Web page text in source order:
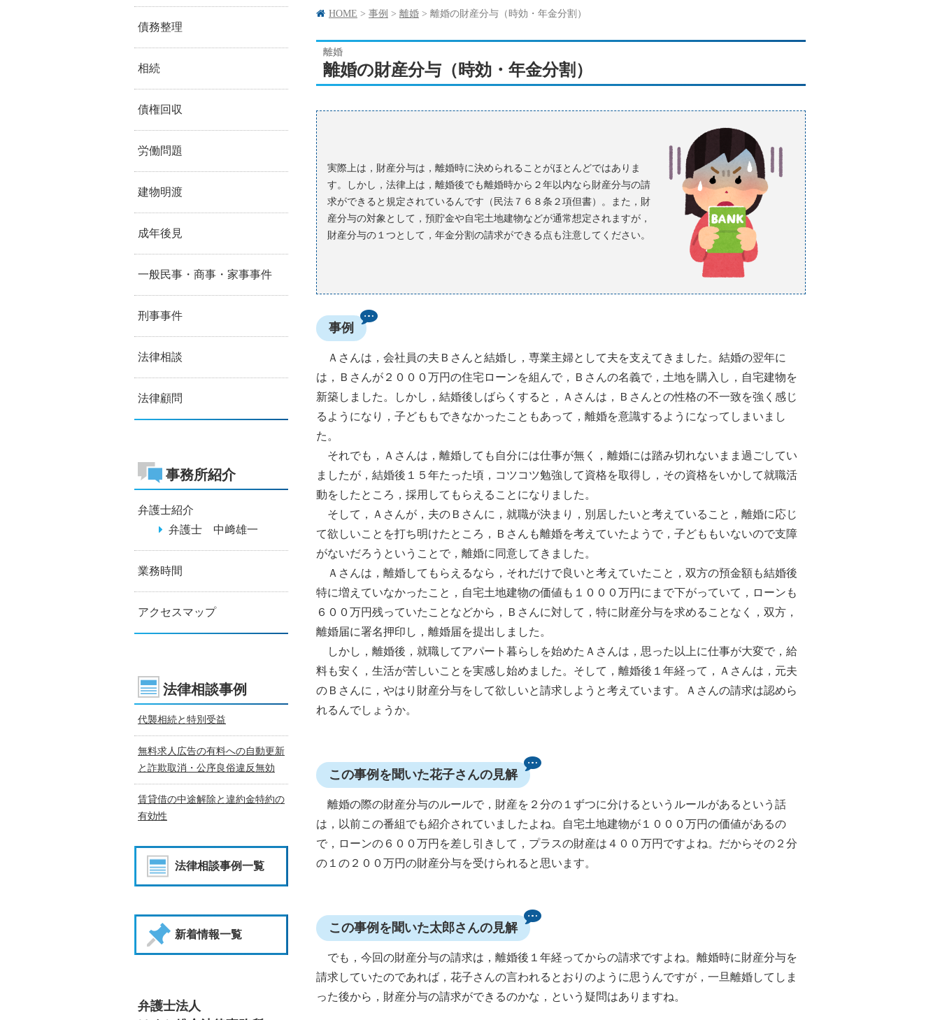
HOME > 事例 > 離婚 > 離婚の財産分与（時効・年金分割）
離婚
離婚の財産分与（時効・年金分割）
実際上は，財産分与は，離婚時に決められることがほとんどではありま
す。しかし，法律上は，離婚後でも離婚時から２年以内なら財産分与の請
求ができると規定されているんです（民法７６８条２項但書）。また，財
産分与の対象として，預貯金や自宅土地建物などが通常想定されますが，
財産分与の１つとして，年金分割の請求ができる点も注意してください。
事例
Ａさんは，会社員の夫Ｂさんと結婚し，専業主婦として夫を支えてきました。結婚の翌年に
は，Ｂさんが２０００万円の住宅ローンを組んで，Ｂさんの名義で，土地を購入し，自宅建物を
新築しました。しかし，結婚後しばらくすると，Ａさんは，Ｂさんとの性格の不一致を強く感じ
るようになり，子どももできなかったこともあって，離婚を意識するようになってしまいまし
た。
それでも，Ａさんは，離婚しても自分には仕事が無く，離婚には踏み切れないまま過ごしてい
ましたが，結婚後１５年たった頃，コツコツ勉強して資格を取得し，その資格をいかして就職活
動をしたところ，採用してもらえることになりました。
そして，Ａさんが，夫のＢさんに，就職が決まり，別居したいと考えていること，離婚に応じ
て欲しいことを打ち明けたところ，Ｂさんも離婚を考えていたようで，子どももいないので支障
がないだろうということで，離婚に同意してきました。
Ａさんは，離婚してもらえるなら，それだけで良いと考えていたこと，双方の預金額も結婚後
特に増えていなかったこと，自宅土地建物の価値も１０００万円にまで下がっていて，ローンも
６００万円残っていたことなどから，Ｂさんに対して，特に財産分与を求めることなく，双方，
離婚届に署名押印し，離婚届を提出しました。
しかし，離婚後，就職してアパート暮らしを始めたＡさんは，思った以上に仕事が大変で，給
料も安く，生活が苦しいことを実感し始めました。そして，離婚後１年経って，Ａさんは，元夫
のＢさんに，やはり財産分与をして欲しいと請求しようと考えています。Ａさんの請求は認めら
れるんでしょうか。
この事例を聞いた花子さんの見解
離婚の際の財産分与のルールで，財産を２分の１ずつに分けるというルールがあるという話
は，以前この番組でも紹介されていましたよね。自宅土地建物が１０００万円の価値があるの
で，ローンの６００万円を差し引きして，プラスの財産は４００万円ですよね。だからその２分
の１の２００万円の財産分与を受けられると思います。
この事例を聞いた太郎さんの見解
でも，今回の財産分与の請求は，離婚後１年経ってからの請求ですよね。離婚時に財産分与を
請求していたのであれば，花子さんの言われるとおりのように思うんですが，一旦離婚してしま
った後から，財産分与の請求ができるのかな，という疑問はありますね。
債務整理
相続
債権回収
労働問題
建物明渡
成年後見
一般民事・商事・家事事件
刑事事件
法律相談
法律顧問
事務所紹介
弁護士紹介
弁護士 中﨑雄一
業務時間
アクセスマップ
法律相談事例
代襲相続と特別受益
無料求人広告の有料への自動更新
と詐欺取消・公序良俗違反無効
賃貸借の中途解除と違約金特約の
有効性
法律相談事例一覧
新着情報一覧
弁護士法人